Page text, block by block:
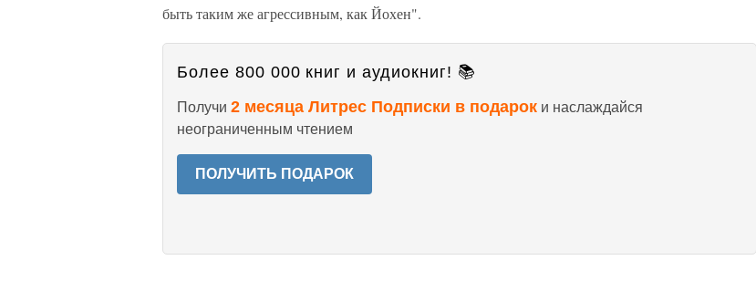
быть таким же агрессивным, как Йохен".
Более 800 000 книг и аудиокниг! 📚
Получи 2 месяца Литрес Подписки в подарок и наслаждайся
неограниченным чтением
ПОЛУЧИТЬ ПОДАРОК